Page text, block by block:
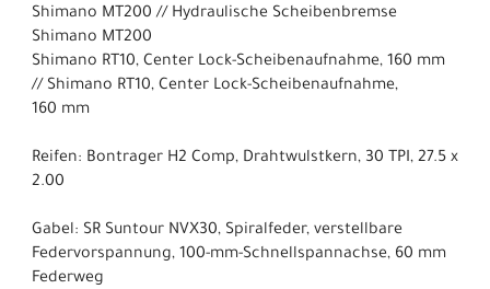
Shimano MT200 // Hydraulische Scheibenbremse
Shimano MT200
Shimano RT10, Center Lock-Scheibenaufnahme, 160 mm
// Shimano RT10, Center Lock-Scheibenaufnahme,
160 mm
Reifen: Bontrager H2 Comp, Drahtwulstkern, 30 TPI, 27.5 x
2.00
Gabel: SR Suntour NVX30, Spiralfeder, verstellbare
Federvorspannung, 100-mm-Schnellspannachse, 60 mm
Federweg